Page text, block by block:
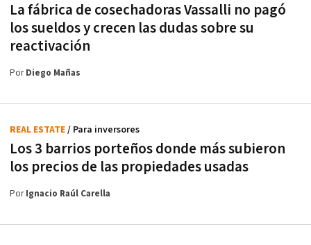
La fábrica de cosechadoras Vassalli no pagó
los sueldos y crecen las dudas sobre su
reactivación
PorDiego Mañas
Los 3 barrios porteños donde más subieron
los precios de las propiedades usadas
REAL ESTATE/ Para inversores
PorIgnacio Raúl Carella